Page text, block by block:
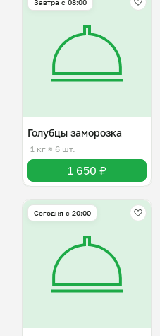
Завтра c 08:00
Голубцы заморозка
1 кг ≈ 6 шт.
1 650 ₽
Сегодня с 20:00